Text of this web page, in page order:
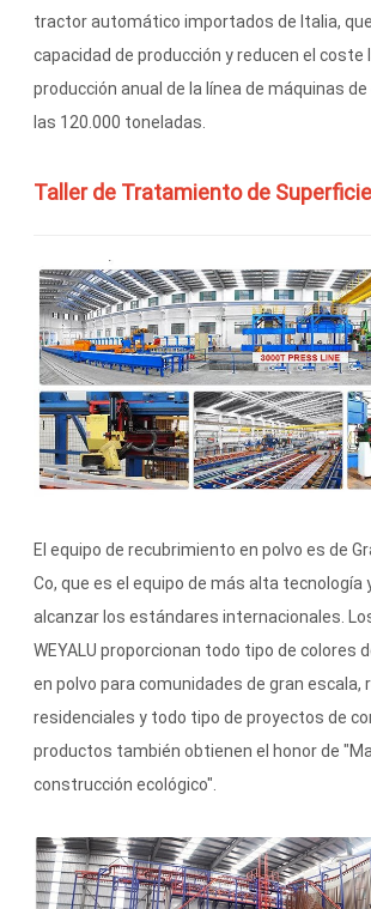
tractor automático importados de Italia,
capacidad de producción y reducen el coste
producción anual de la línea de máquinas
las 120.000 toneladas.
Taller de Tratamiento de
El equipo de recubrimiento en polvo es de
Co, que es el equipo de más alta tecnología
alcanzar los estándares internacionales.
WEYALU proporcionan todo tipo de colores
en polvo para comunidades de gran escala,
residenciales y todo tipo de proyectos de
productos también obtienen el honor de
construcción ecológico".